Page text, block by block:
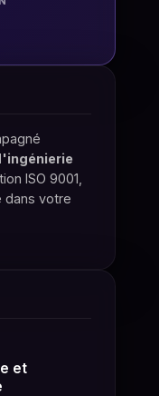
ISO 9001,
dans votre
et